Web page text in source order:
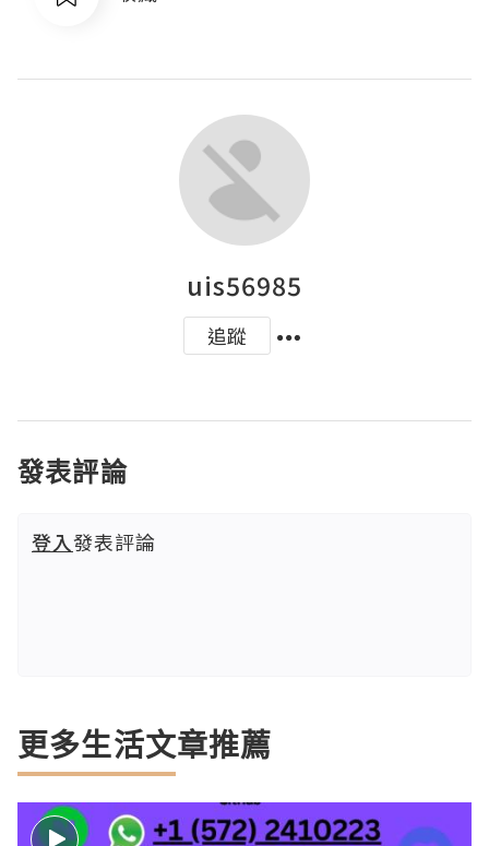
uis56985
追蹤
發表評論
登入發表評論
更多生活文章推薦